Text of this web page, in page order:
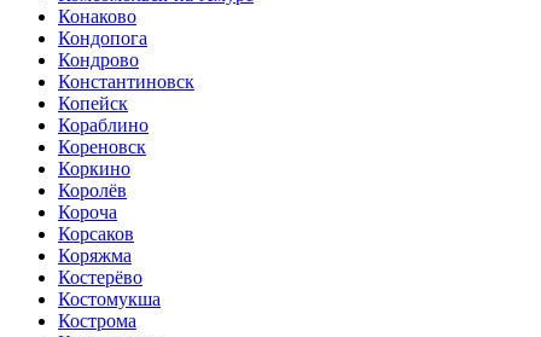
Конаково
Кондопога
Кондрово
Константиновск
Копейск
Кораблино
Кореновск
Коркино
Королёв
Короча
Корсаков
Коряжма
Костерёво
Костомукша
Кострома